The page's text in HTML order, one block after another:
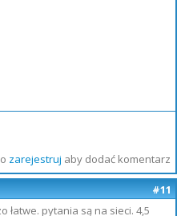
zarejestruj aby dodać komentarz
#11
łatwe. pytania są na sieci. 4,5